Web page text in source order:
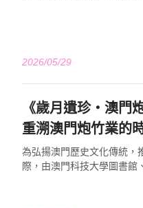
2026/05/29
《歲月遺珍・澳門炮竹歷史文獻
重溯澳門炮竹業的
為弘揚澳門歷史文化傳統，
際，由澳門科技大學圖書館